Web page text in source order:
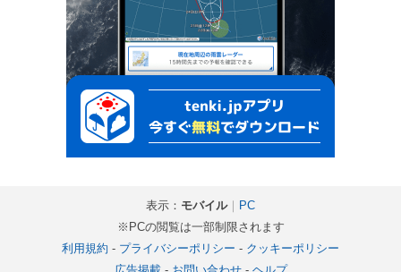
表示： モバイル｜ PC
※PCの閲覧は一部制限されます
利用規約 - プライバシーポリシー - クッキーポリシー